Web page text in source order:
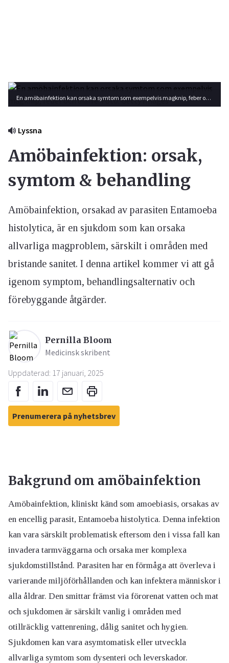
En amöbainfektion kan orsaka symtom som exempelvis magknip, feber och diarré. Foto: Getty Images
Lyssna
Amöbainfektion: orsak,
symtom & behandling
Amöbainfektion, orsakad av parasiten Entamoeba
histolytica, är en sjukdom som kan orsaka
allvarliga magproblem, särskilt i områden med
bristande sanitet. I denna artikel kommer vi att gå
igenom symptom, behandlingsalternativ och
förebyggande åtgärder.
Pernilla Bloom
Medicinsk skribent
Uppdaterad: 17 januari, 2025
Prenumerera på nyhetsbrev
Bakgrund om amöbainfektion
Amöbainfektion, kliniskt känd som amoebiasis, orsakas av
en encellig parasit, Entamoeba histolytica. Denna infektion
kan vara särskilt problematisk eftersom den i vissa fall kan
invadera tarmväggarna och orsaka mer komplexa
sjukdomstillstånd. Parasiten har en förmåga att överleva i
varierande miljöförhållanden och kan infektera människor i
alla åldrar. Den smittar främst via förorenat vatten och mat
och sjukdomen är särskilt vanlig i områden med
otillräcklig vattenrening, dålig sanitet och hygien.
Sjukdomen kan vara asymtomatisk eller utveckla
allvarliga symtom som dysenteri och leverskador.